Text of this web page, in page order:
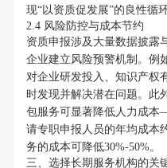
现“以资质促发展”的良性循环
2.4 风险防控与成本节约
资质申报涉及大量数据披露
企业建立风险预警机制。例
对企业研发投入、知识产权
时发现并解决潜在问题。此
包服务可显著降低人力成
请专职申报人员的年均成本
务的成本可降低30%-50%。
三、选择长期服务机构的关